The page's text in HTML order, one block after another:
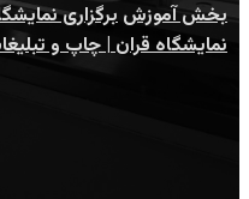
بخش آموزش برگزاری
نمایشگاه قران | چاپ و